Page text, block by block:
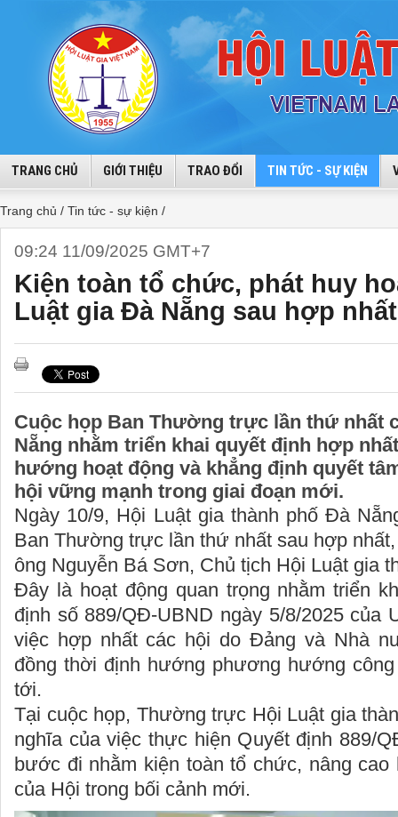
TRANG CHỦ GIỚI THIỆU TRAO ĐỔI TIN TỨC - SỰ KIỆN
Trang chủ / Tin tức - sự kiện /
09:24 11/09/2025 GMT+7
Kiện toàn tổ chức, phát huy
Luật gia Đà Nẵng sau hợp nhất
Cuộc họp Ban Thường trực lần thứ nhất
Nẵng nhằm triển khai quyết định hợp
hướng hoạt động và khẳng định quyết
hội vững mạnh trong giai đoạn mới.
Ngày 10/9, Hội Luật gia thành phố Đà
Ban Thường trực lần thứ nhất sau hợp
ông Nguyễn Bá Sơn, Chủ tịch Hội Luật gia
Đây là hoạt động quan trọng nhằm triển
định số 889/QĐ-UBND ngày 5/8/2025 của
việc hợp nhất các hội do Đảng và Nhà
đồng thời định hướng phương hướng
tới.
Tại cuộc họp, Thường trực Hội Luật gia
nghĩa của việc thực hiện Quyết định 889/
bước đi nhằm kiện toàn tổ chức, nâng cao
của Hội trong bối cảnh mới.